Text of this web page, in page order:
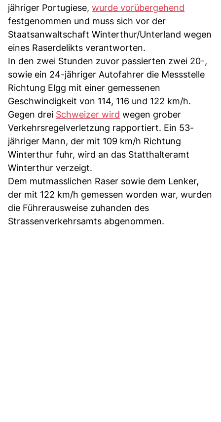
jähriger Portugiese, wurde vorübergehend
festgenommen und muss sich vor der
Staatsanwaltschaft Winterthur/Unterland wegen
eines Raserdelikts verantworten.
In den zwei Stunden zuvor passierten zwei 20-,
sowie ein 24-jähriger Autofahrer die Messstelle
Richtung Elgg mit einer gemessenen
Geschwindigkeit von 114, 116 und 122 km/h.
Gegen drei Schweizer wird wegen grober
Verkehrsregelverletzung rapportiert. Ein 53-
jähriger Mann, der mit 109 km/h Richtung
Winterthur fuhr, wird an das Statthalteramt
Winterthur verzeigt.
Dem mutmasslichen Raser sowie dem Lenker,
der mit 122 km/h gemessen worden war, wurden
die Führerausweise zuhanden des
Strassenverkehrsamts abgenommen.